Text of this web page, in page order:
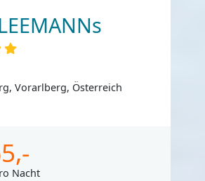
Vorarlberg, Österreich
Nacht